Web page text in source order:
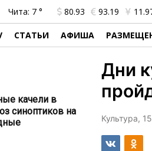
Чита: 7 ° 80.93 93.19
СТАТЬИ АФИША
качели в
синоптиков на
Дни
Культура,